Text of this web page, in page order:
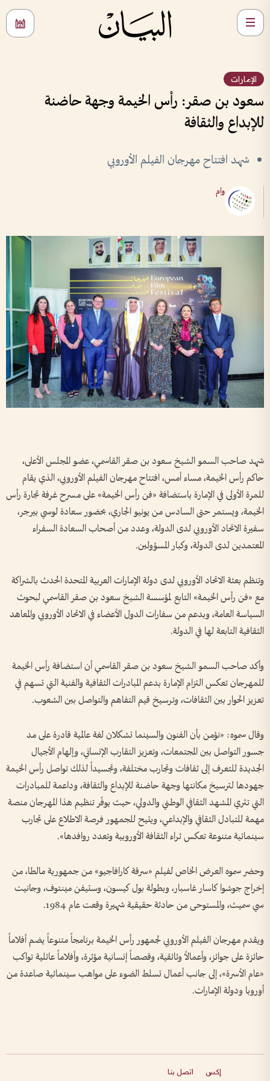
الإمارات
سعود بن صقر: رأس الخيمة وجهة حاضنة
للإبداع والثقافة
شهد افتتاح مهرجان الفيلم الأوروبي
وام
شهد صاحب السمو الشيخ سعود بن صقر القاسمي، عضو المجلس الأعلى،
حاكم رأس الخيمة، مساء أمس، افتتاح مهرجان الفيلم الأوروبي، الذي يقام
للمرة الأولى في الإمارة باستضافة «فن رأس الخيمة» على مسرح غرفة تجارة رأس
الخيمة، ويستمر حتى السادس من يونيو الجاري، بحضور سعادة لوسي بيرجر،
سفيرة الاتحاد الأوروبي لدى الدولة، وعدد من أصحاب السعادة السفراء
المعتمدين لدى الدولة، وكبار المسؤولين.
وتنظم بعثة الاتحاد الأوروبي لدى دولة الإمارات العربية المتحدة الحدث بالشراكة
مع «فن رأس الخيمة» التابع لمؤسسة الشيخ سعود بن صقر القاسمي لبحوث
السياسة العامة، وبدعم من سفارات الدول الأعضاء في الاتحاد الأوروبي والمعاهد
الثقافية التابعة لها في الدولة.
وأكد صاحب السمو الشيخ سعود بن صقر القاسمي أن استضافة رأس الخيمة
للمهرجان تعكس التزام الإمارة بدعم المبادرات الثقافية والفنية التي تسهم في
تعزيز الحوار بين الثقافات، وترسيخ قيم التفاهم والتواصل بين الشعوب.
وقال سموه: «نؤمن بأن الفنون والسينما تشكلان لغة عالمية قادرة على مد
جسور التواصل بين المجتمعات، وتعزيز التقارب الإنساني، وإلهام الأجيال
الجديدة للتعرف إلى ثقافات وتجارب مختلفة، وتجسيداً لذلك تواصل رأس الخيمة
جهودها لترسيخ مكانتها وجهة حاضنة للإبداع والثقافة، وداعمة للمبادرات
التي تثري المشهد الثقافي الوطني والدولي، حيث يوفّر تنظيم هذا المهرجان منصة
مهمة للتبادل الثقافي والإبداعي، ويتيح للجمهور فرصة الاطلاع على تجارب
سينمائية متنوعة تعكس ثراء الثقافة الأوروبية وتعدد روافدها».
وحضر سموه العرض الخاص لفيلم «سرقة كارافاجيو» من جمهورية مالطا، من
إخراج جوشوا كاسار غاسبار، وبطولة بول كيسون، وستيفن مينتوف، وجانيت
سي سميث، والمستوحى من حادثة حقيقية شهيرة وقعت عام 1984.
ويقدم مهرجان الفيلم الأوروبي لجمهور رأس الخيمة برنامجاً متنوعاً يضم أفلاماً
حائزة على جوائز، وأعمالاً وثائقية، وقصصاً إنسانية مؤثرة، وأفلاماً عائلية تواكب
«عام الأسرة»، إلى جانب أعمال تسلط الضوء على مواهب سينمائية صاعدة من
أوروبا ودولة الإمارات.
إكس اتصل بنا